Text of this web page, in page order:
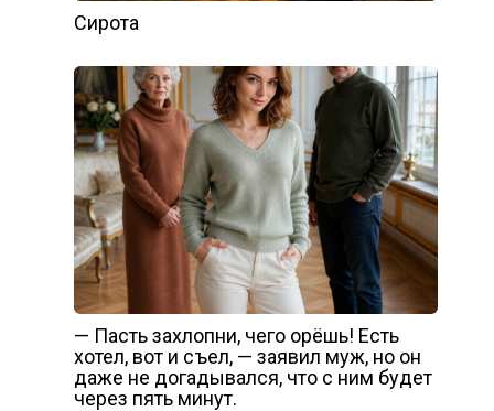
Сирота
— Пасть захлопни, чего орёшь! Есть
хотел, вот и съел, — заявил муж, но он
даже не догадывался, что с ним будет
через пять минут.